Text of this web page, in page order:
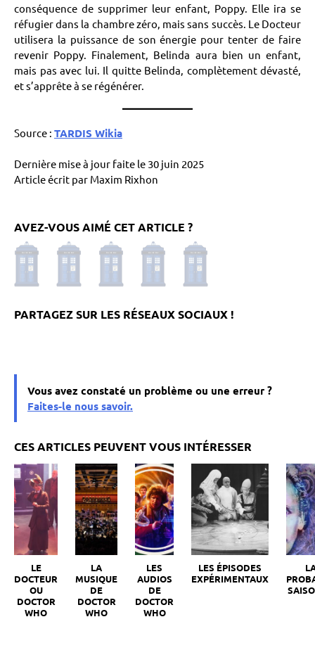
conséquence de supprimer leur enfant, Poppy. Elle ira se
réfugier dans la chambre zéro, mais sans succès. Le Docteur
utilisera la puissance de son énergie pour tenter de faire
revenir Poppy. Finalement, Belinda aura bien un enfant,
mais pas avec lui. Il quitte Belinda, complètement dévasté,
et s’apprête à se régénérer.
Source : TARDIS Wikia
Dernière mise à jour faite le 30 juin 2025
Article écrit par Maxim Rixhon
AVEZ-VOUS AIMÉ CET ARTICLE ?
Vous avez constaté un problème ou une erreur ?
Faites-le nous savoir.
LE
DOCTEUR
OU
DOCTOR
WHO
LA
MUSIQUE
DE
DOCTOR
WHO
LES
AUDIOS
DE
DOCTOR
WHO
LES ÉPISODES
EXPÉRIMENTAUX